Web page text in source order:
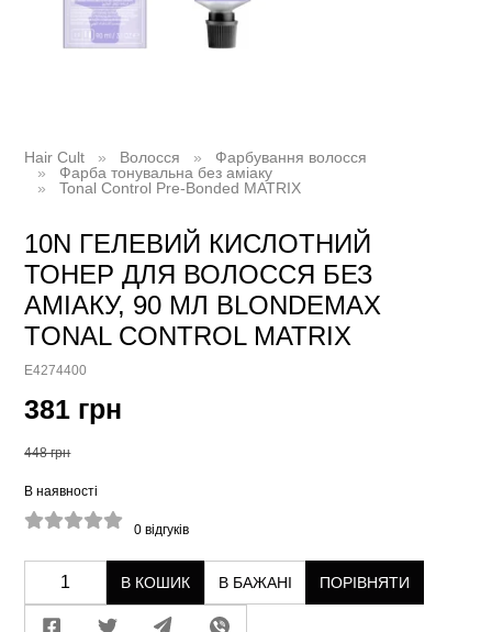
Hair Cult Волосся
Фарбування волосся
Фарба тонувальна без аміаку
Tonal Control Pre-Bonded MATRIX
10N ГЕЛЕВИЙ КИСЛОТНИЙ
ТОНЕР ДЛЯ ВОЛОССЯ БЕЗ
АМІАКУ, 90 МЛ BLONDEMAX
TONAL CONTROL MATRIX
E4274400
381 грн
448 грн
В наявності
0 відгуків
В КОШИК В БАЖАНІ ПОРІВНЯТИ